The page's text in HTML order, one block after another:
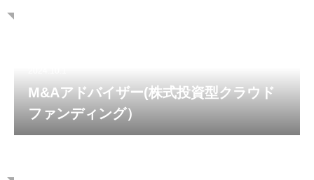
M&Aアドバイザー(株式投資型クラウド
ファンディング）